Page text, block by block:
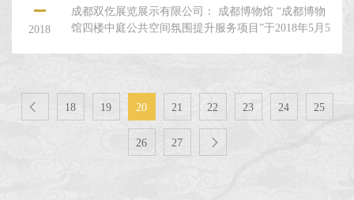
18日9:30-11:0...
2018
成都双仡展览展示有限公司： 成都博物馆 “成都博物
馆四楼中庭公共空间氛围提升服务项目”于2018年5月5
关合同文件。 特此通知。联系人：卢女士...
 18 19 20 21 22 23 24 25
26 27 